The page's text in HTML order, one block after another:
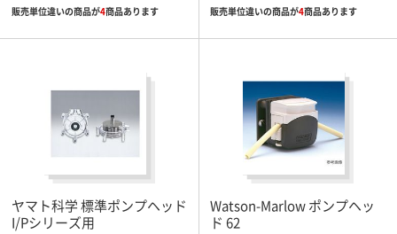
販売単位違いの商品が4商品あります 販売単位違いの商品が4商品あります
ヤマト科学 標準ポンプヘッド
I/Pシリーズ用
Watson-Marlow ポンプヘッ
ド 62